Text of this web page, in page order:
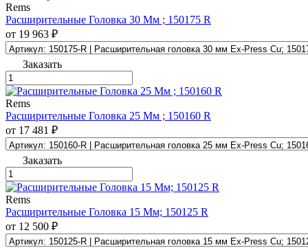
Rems
Расширительные Головка 30 Мм ; 150175 R
от 19 963 ₽
Заказать
Rems
Расширительные Головка 25 Мм ; 150160 R
от 17 481 ₽
Заказать
Rems
Расширительные Головка 15 Мм; 150125 R
от 12 500 ₽